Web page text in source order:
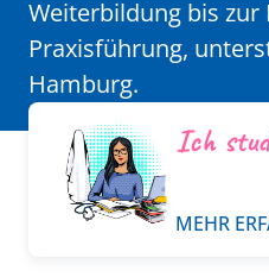
Weiterbildung bis zur
Praxisführung,
Hamburg.
Ich
MEHR